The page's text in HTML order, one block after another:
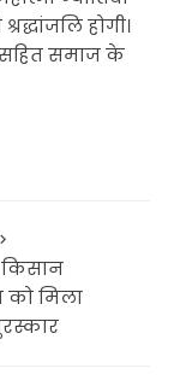
होगी।
समाज के
किसान
को मिला